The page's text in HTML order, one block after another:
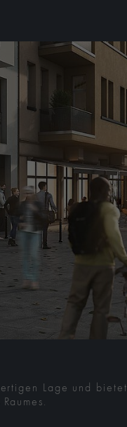
Lage und bietet